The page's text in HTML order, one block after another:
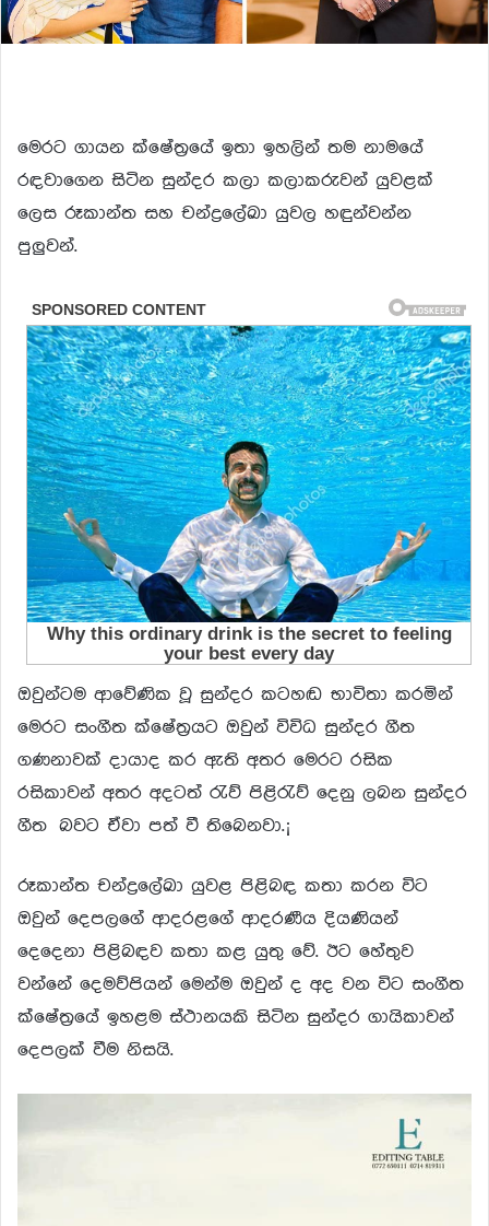
මෙරට ගායන ක්ෂේත්‍රයේ ඉතා ඉහලින් තම නාමයේ
රඳවාගෙන සිටින සුන්දර කලා කලාකරුවන් යුවළක්
ලෙස රූකාන්ත සහ චන්ද්‍රලේඛා යුවල හඳුන්වන්න
පුලුවන්.
ඔවුන්ටම ආවේණික වූ සුන්දර කටහඬ භාවිතා කරමින්
මෙරට සංගීත ක්ෂේත්‍රයට ඔවුන් විවිධ සුන්දර ගීත
ගණනාවක් දායාද කර ඇති අතර මෙරට රසික
රසිකාවන් අතර අදටත් රැව් පිළිරැව් දෙනු ලබන සුන්දර
ගීත බවට ඒවා පත් වී තිබෙනවා.¡
රූකාන්ත චන්ද්‍රලේඛා යුවළ පිළිබඳ කතා කරන විට
ඔවුන් දෙපලගේ ආදරළගේ ආදරණීය දියණියන්
දෙදෙනා පිළිබඳව කතා කළ යුතු වේ. ඊට හේතුව
වන්නේ දෙමව්පියන් මෙන්ම ඔවුන් ද අද වන විට සංගීත
ක්ෂේත්‍රයේ ඉහළම ස්ථානයකි සිටින සුන්දර ගායිකාවන්
දෙපලක් වීම නිසයි.